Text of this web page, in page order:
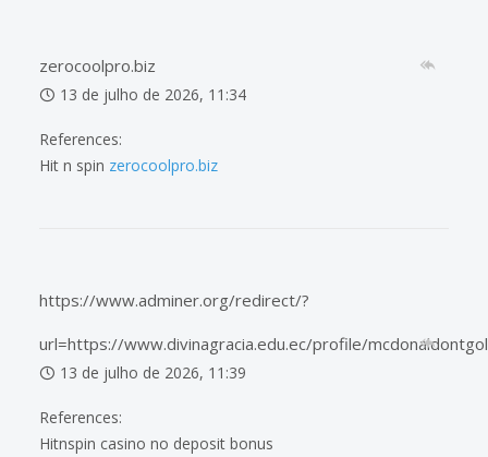
zerocoolpro.biz
13 de julho de 2026, 11:34
References:
Hit n spin zerocoolpro.biz
https://www.adminer.org/redirect/?
url=https://www.divinagracia.edu.ec/profile/
13 de julho de 2026, 11:39
References:
Hitnspin casino no deposit bonus